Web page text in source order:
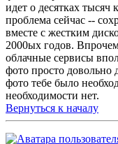
идет о десятках тысяч
проблема сейчас --
вместе с жестким
2000ых годов.
облачные сервисы
фото просто довольно
фото тебе было
необходимости нет.
Вернуться к началу